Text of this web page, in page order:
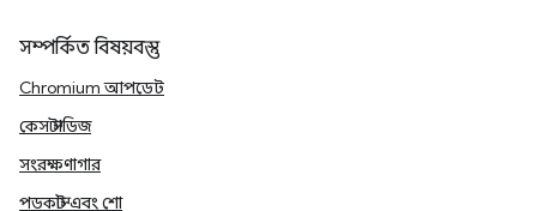
সম্পর্কিত বিষয়বস্তু
Chromium আপডেট
কেস স্টাডিজ
সংরক্ষণাগার
পডকাস্ট এবং শো